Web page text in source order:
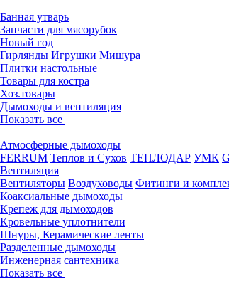
Банная утварь
Запчасти для мясорубок
Новый год
Гирлянды Игрушки Мишура
Плитки настольные
Товары для костра
Хоз.товары
Дымоходы и вентиляция
Показать все
Атмосферные дымоходы
FERRUM Теплов и Сухов ТЕПЛОДАР УМК
Вентиляция
Вентиляторы Воздуховоды Фитинги и
Коаксиальные дымоходы
Крепеж для дымоходов
Кровельные уплотнители
Шнуры, Керамические ленты
Разделенные дымоходы
Инженерная сантехника
Показать все